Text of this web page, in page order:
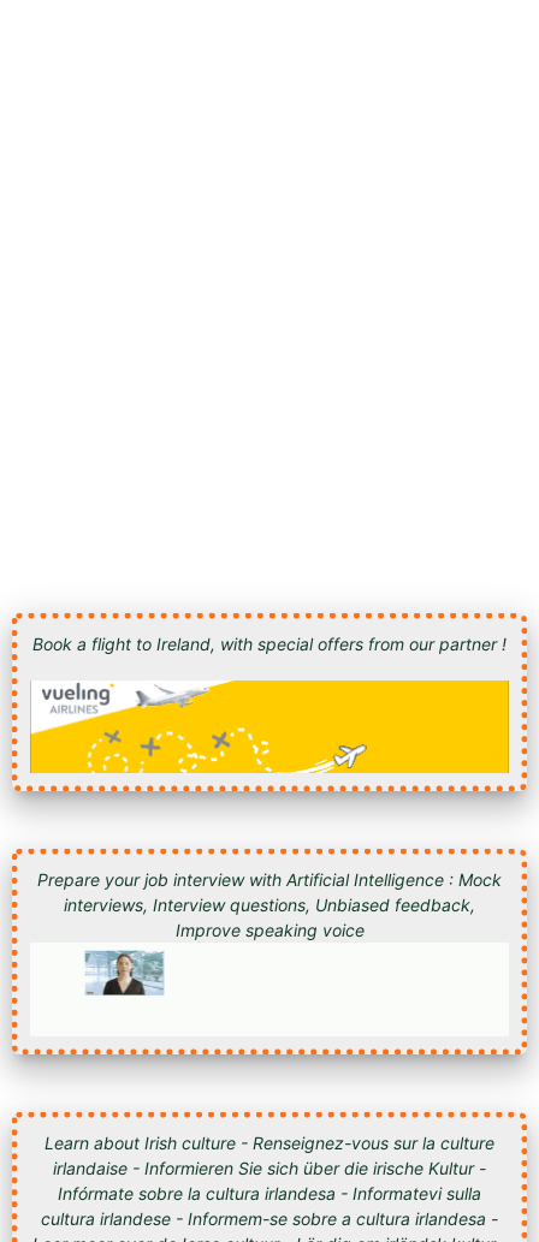
Book a flight to Ireland, with special offers from our partner !
Prepare your job interview with Artificial Intelligence : Mock
interviews, Interview questions, Unbiased feedback,
Improve speaking voice
Learn about Irish culture - Renseignez-vous sur la culture
irlandaise - Informieren Sie sich über die irische Kultur -
Infórmate sobre la cultura irlandesa - Informatevi sulla
cultura irlandese - Informem-se sobre a cultura irlandesa -